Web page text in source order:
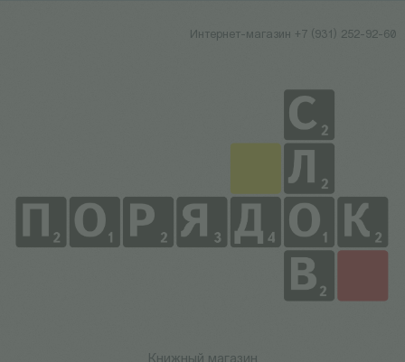
Интернет-магазин +7 (931) 252-92-60